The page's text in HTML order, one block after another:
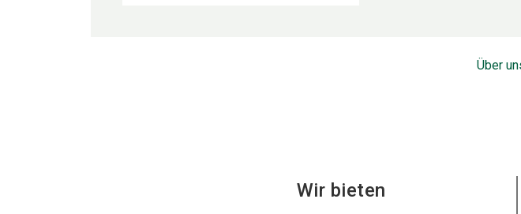
Über
Wir bieten